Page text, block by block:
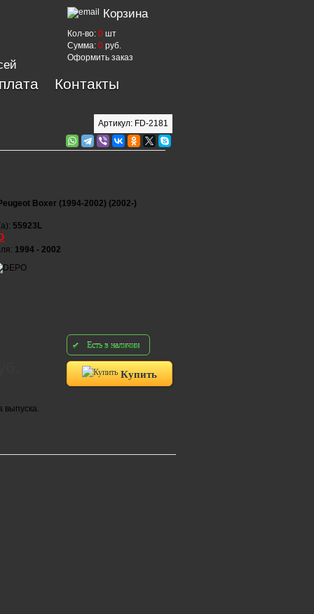
Корзина
Кол-во: 0 шт
Сумма: 0 руб.
Оформить заказ
Контакты
Артикул: FD-2181
Peugeot Boxer (1994-2002) (2002-)
55923L
1994 - 2002
Есть в наличии
Купить
выпуска.